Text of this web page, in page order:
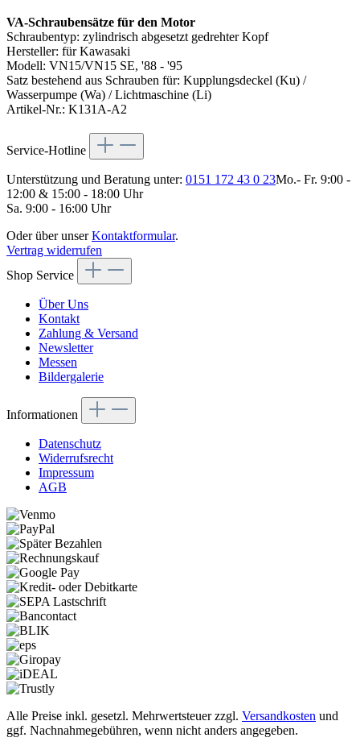
VA-Schraubensätze für den Motor
Schraubentyp: zylindrisch abgesetzt gedrehter Kopf
Hersteller: für Kawasaki
Modell: VN15/VN15 SE, '88 - '95
Satz bestehend aus Schrauben für: Kupplungsdeckel (Ku) /
Wasserpumpe (Wa) / Lichtmaschine (Li)
Artikel-Nr.: K131A-A2
Service-Hotline
Unterstützung und Beratung unter: 0151 172 43 0 23Mo.- Fr. 9:00 -
12:00 & 15:00 - 18:00 Uhr
Sa. 9:00 - 16:00 Uhr
Oder über unserKontaktformular.
Vertrag widerrufen
Shop Service
Über Uns
Kontakt
Zahlung & Versand
Newsletter
Messen
Bildergalerie
Informationen
Datenschutz
Widerrufsrecht
Impressum
AGB
Alle Preise inkl. gesetzl. Mehrwertsteuer zzgl. Versandkosten und
ggf. Nachnahmegebühren, wenn nicht anders angegeben.